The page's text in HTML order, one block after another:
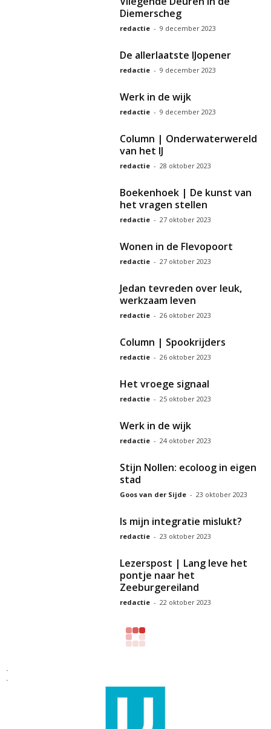
Diemerscheg
redactie - 9 december 2023
De allerlaatste IJopener
redactie - 9 december 2023
Werk in de wijk
redactie - 9 december 2023
Column | Onderwaterwereld
van het IJ
redactie - 28 oktober 2023
Boekenhoek | De kunst van
het vragen stellen
redactie - 27 oktober 2023
Wonen in de Flevopoort
redactie - 27 oktober 2023
Jedan tevreden over leuk,
werkzaam leven
redactie - 26 oktober 2023
Column | Spookrijders
redactie - 26 oktober 2023
Het vroege signaal
redactie - 25 oktober 2023
Werk in de wijk
redactie - 24 oktober 2023
Stijn Nollen: ecoloog in eigen
stad
Goos van der Sijde - 23 oktober 2023
Is mijn integratie mislukt?
redactie - 23 oktober 2023
Lezerspost | Lang leve het
pontje naar het
Zeeburgereiland
redactie - 22 oktober 2023
.
.